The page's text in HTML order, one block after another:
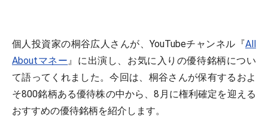
個人投資家の桐谷広人さんが、YouTubeチャンネル『All
Aboutマネー』に出演し、お気に入りの優待銘柄につい
て語ってくれました。今回は、桐谷さんが保有するおよ
そ800銘柄ある優待株の中から、8月に権利確定を迎える
おすすめの優待銘柄を紹介します。